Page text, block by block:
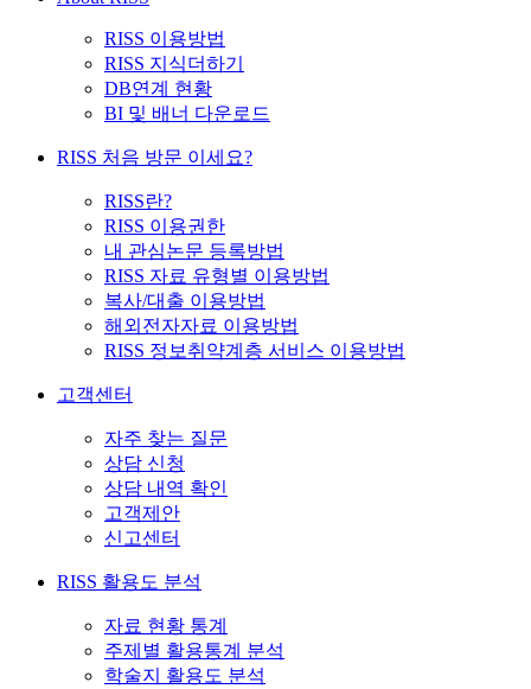
RISS 이용방법
RISS 지식더하기
DB연계 현황
BI 및 배너 다운로드
RISS 처음 방문 이세요?
RISS란?
RISS 이용권한
내 관심논문 등록방법
RISS 자료 유형별 이용방법
복사/대출 이용방법
해외전자자료 이용방법
RISS 정보취약계층 서비스 이용방법
고객센터
자주 찾는 질문
상담 신청
상담 내역 확인
고객제안
신고센터
RISS 활용도 분석
자료 현황 통계
주제별 활용통계 분석
학술지 활용도 분석